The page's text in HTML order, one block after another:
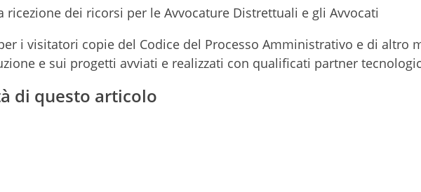
ricezione dei ricorsi per le Avvocature Distrettuali e gli Avvocati
i visitatori copie del Codice del Processo Amministrativo e di altro
e sui progetti avviati e realizzati con qualificati partner
di questo articolo